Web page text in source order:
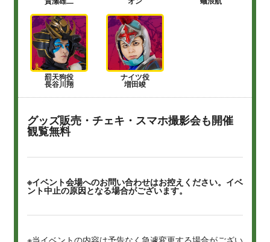
罰天狗役
長谷川翔
ナイツ役
増田竣
グッズ販売・チェキ・スマホ撮影会も開催
観覧無料
※イベント会場へのお問い合わせはお控えください。イベ
ント中止の原因となる場合がございます。
※当イベントの内容は予告なく急遽変更する場合がござい